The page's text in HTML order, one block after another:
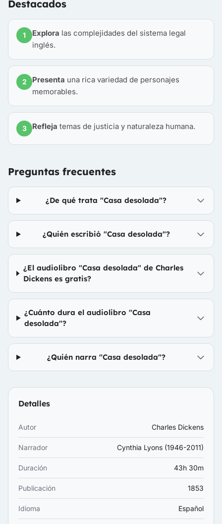
Destacados
1 Explora las complejidades del sistema legal
inglés.
2 Presenta una rica variedad de personajes
memorables.
3 Refleja temas de justicia y naturaleza humana.
Preguntas frecuentes
¿De qué trata "Casa desolada"?
¿Quién escribió "Casa desolada"?
¿El audiolibro "Casa desolada" de Charles
Dickens es gratis?
¿Cuánto dura el audiolibro "Casa
desolada"?
¿Quién narra "Casa desolada"?
Detalles
Autor Charles Dickens
Narrador Cynthia Lyons (1946-2011)
Duración 43h 30m
Publicación 1853
Idioma Español